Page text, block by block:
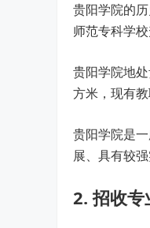
贵阳学院的
师范专科学
贵阳学院地
方米，现有
贵阳学院是
展、具有较
2. 招收专